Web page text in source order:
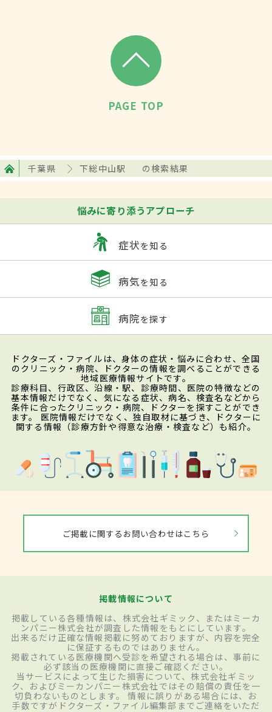
PAGE TOP
千葉県 下総中山駅 の検索結果
悩みに寄り添うアプローチ
症状を知る
病気を知る
病院を探す
ドクターズ・ファイルは、身体の症状・悩みに合わせ、全国
のクリニック・病院、ドクターの情報を調べることができる
地域医療情報サイトです。
診療科目、行政区、沿線・駅、診療時間、医院の特徴などの
基本情報だけでなく、気になる症状、病名、検査名などから
条件に合ったクリニック・病院、ドクターを探すことができ
ます。 医院情報だけでなく、独自取材に基づき、ドクターに
関する情報（診療方針や得意な治療・検査など）も紹介。
ご掲載に関するお問い合わせはこちら
掲載情報について
掲載している各種情報は、株式会社ギミック、またはミーカ
ンパニー株式会社が調査した情報をもとにしています。
出来るだけ正確な情報掲載に努めておりますが、内容を完全
に保証するものではありません。
掲載されている医療機関へ受診を希望される場合は、事前に
必ず該当の医療機関に直接ご確認ください。
当サービスによって生じた損害について、株式会社ギミッ
ク、およびミーカンパニー株式会社ではその賠償の責任を一
切負わないものとします。 情報に誤りがある場合には、お
手数ですがドクターズ・ファイル編集部までご連絡をいただ